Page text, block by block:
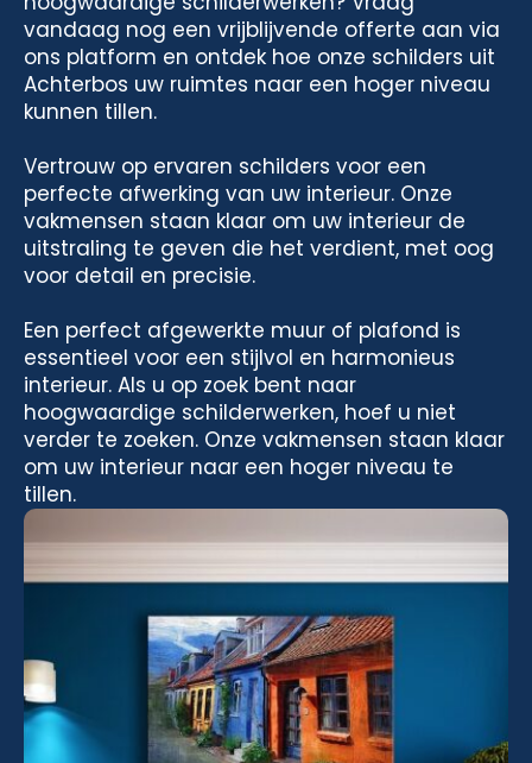
vandaag nog een vrijblijvende offerte aan via
ons platform en ontdek hoe onze schilders uit
Achterbos uw ruimtes naar een hoger niveau
kunnen tillen.
Vertrouw op ervaren schilders voor een
perfecte afwerking van uw interieur. Onze
vakmensen staan klaar om uw interieur de
uitstraling te geven die het verdient, met oog
voor detail en precisie.
Een perfect afgewerkte muur of plafond is
essentieel voor een stijlvol en harmonieus
interieur. Als u op zoek bent naar
hoogwaardige schilderwerken, hoef u niet
verder te zoeken. Onze vakmensen staan klaar
om uw interieur naar een hoger niveau te
tillen.